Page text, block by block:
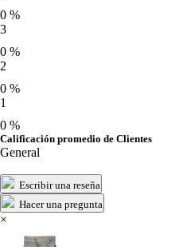
0 %
3
0 %
2
0 %
1
0 %
Calificación promedio de Clientes
General
Escribir una reseña
Hacer una pregunta
×